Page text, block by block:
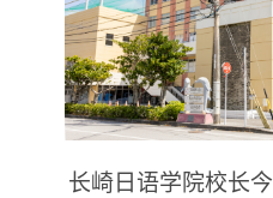
长崎日语学院校长